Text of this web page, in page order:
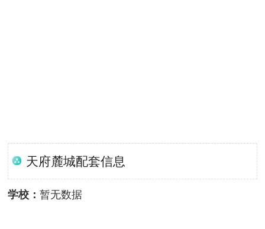
天府麓城配套信息
学校： 暂无数据